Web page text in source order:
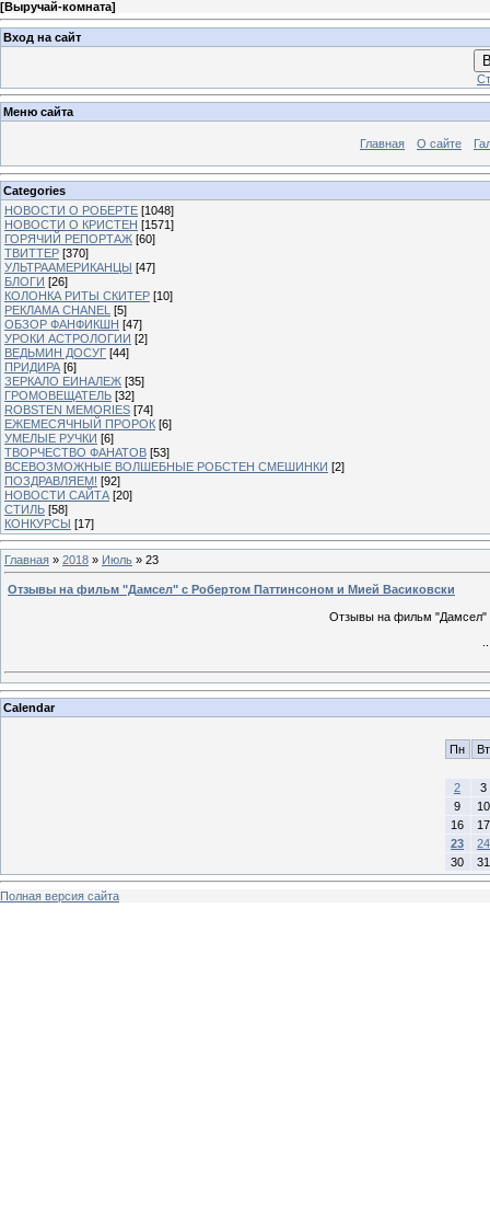
[Выручай-комната]
Вход на сайт
Меню сайта
Главная О сайте
Categories
НОВОСТИ О РОБЕРТЕ [1048]
НОВОСТИ О КРИСТЕН [1571]
ГОРЯЧИЙ РЕПОРТАЖ [60]
ТВИТТЕР [370]
УЛЬТРААМЕРИКАНЦЫ [47]
БЛОГИ [26]
КОЛОНКА РИТЫ СКИТЕР [10]
РЕКЛАМА CHANEL [5]
ОБЗОР ФАНФИКШН [47]
УРОКИ АСТРОЛОГИИ [2]
ВЕДЬМИН ДОСУГ [44]
ПРИДИРА [6]
ЗЕРКАЛО ЕИНАЛЕЖ [35]
ГРОМОВЕЩАТЕЛЬ [32]
ROBSTEN MEMORIES [74]
ЕЖЕМЕСЯЧНЫЙ ПРОРОК [6]
УМЕЛЫЕ РУЧКИ [6]
ТВОРЧЕСТВО ФАНАТОВ [53]
ВСЕВОЗМОЖНЫЕ ВОЛШЕБНЫЕ РОБСТЕН СМЕШИНКИ [2]
ПОЗДРАВЛЯЕМ! [92]
НОВОСТИ САЙТА [20]
СТИЛЬ [58]
КОНКУРСЫ [17]
Главная » 2018 » Июль » 23
Отзывы на фильм "Дамсел" с Робертом Паттинсоном и Мией Васиковски
Отзывы на фильм "Дамсел"
Calendar
Пн Вт
2
3
9
10
16
17
23
24
30
31
Полная версия сайта